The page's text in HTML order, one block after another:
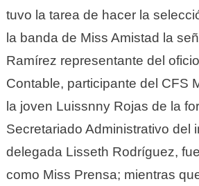
tuvo la tarea de hacer la
la banda de Miss Amistad la
Ramírez representante del
Contable, participante del CFS
la joven Luissnny Rojas de la
Secretariado Administrativo del
delegada Lisseth Rodríguez,
como Miss Prensa; mientras